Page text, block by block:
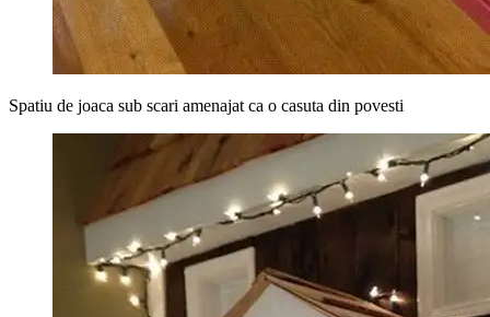
Spatiu de joaca sub scari amenajat ca o casuta din povesti